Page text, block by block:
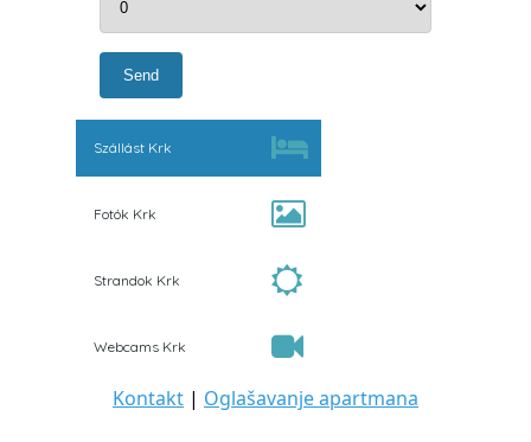
Szállást Krk
Fotók Krk
Strandok Krk
Webcams Krk
Kontakt | Oglašavanje apartmana